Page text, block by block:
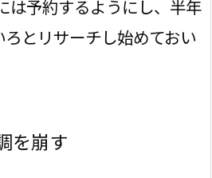
は予約するようにし、半年
とリサーチし始めておい
を崩す